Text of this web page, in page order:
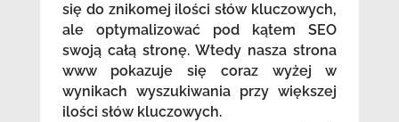
się do znikomej ilości słów kluczowych,
ale optymalizować pod kątem SEO
swoją całą stronę. Wtedy nasza strona
www pokazuje się coraz wyżej w
wynikach wyszukiwania przy większej
ilości słów kluczowych.